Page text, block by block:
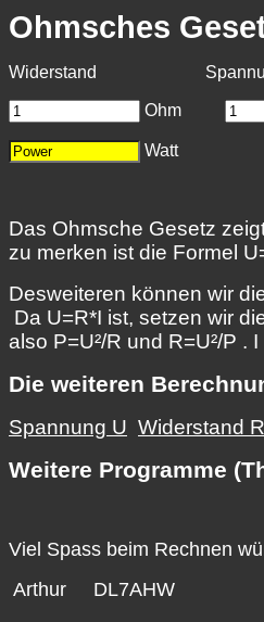
Ohmsches
Widerstand
Ohm
Watt
Das Ohmsche Gesetz
zu merken ist die Formel
Desweiteren können wir
Da U=R*I ist, setzen wir
also P=U²/R und R=U²/P
Die weiteren
Spannung U Widerstand R
Weitere Programme
Viel Spass beim Rechnen
Arthur DL7AHW